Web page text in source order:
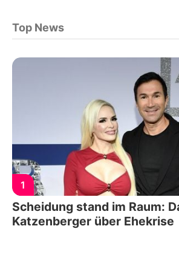
Top News
1
Scheidung stand im Raum:
Katzenberger über Ehekrise